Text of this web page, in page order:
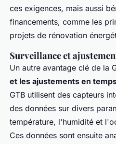
ces exigences, mais aussi
financements, comme les
projets de rénovation
Surveillance et
Un autre avantage clé de la
et les ajustements en
GTB utilisent des capteurs
des données sur divers
température, l'humidité et
Ces données sont ensuite